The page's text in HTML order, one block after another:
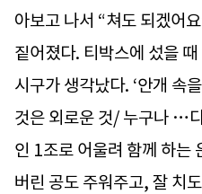
아보고 나서 “쳐도 되겠어
짙어졌다. 티박스에 섰을
시구가 생각났다. ‘안개 속
것은 외로운 것/ 누구나 …
인 1조로 어울려 함께 하는
버린 공도 주워주고, 잘 치